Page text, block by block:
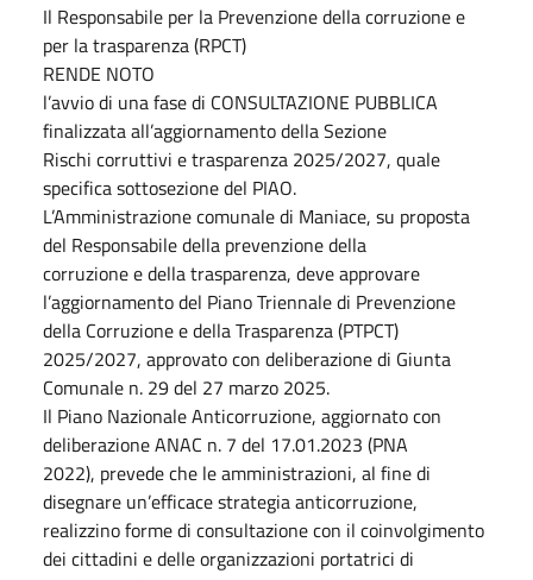
Il Responsabile per la Prevenzione della corruzione e
per la trasparenza (RPCT)
RENDE NOTO
l’avvio di una fase di CONSULTAZIONE PUBBLICA
finalizzata all’aggiornamento della Sezione
Rischi corruttivi e trasparenza 2025/2027, quale
specifica sottosezione del PIAO.
L’Amministrazione comunale di Maniace, su proposta
del Responsabile della prevenzione della
corruzione e della trasparenza, deve approvare
l’aggiornamento del Piano Triennale di Prevenzione
della Corruzione e della Trasparenza (PTPCT)
2025/2027, approvato con deliberazione di Giunta
Comunale n. 29 del 27 marzo 2025.
Il Piano Nazionale Anticorruzione, aggiornato con
deliberazione ANAC n. 7 del 17.01.2023 (PNA
2022), prevede che le amministrazioni, al fine di
disegnare un’efficace strategia anticorruzione,
realizzino forme di consultazione con il coinvolgimento
dei cittadini e delle organizzazioni portatrici di